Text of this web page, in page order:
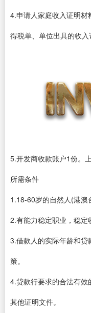
4.申请人家庭收入证明
得税单、单位出具的收入
5.开发商收款账户1份。
所需条件
1.18-60岁的自然人(港澳
2.有能力稳定职业，稳定
3.借款人的实际年龄和
策。
4.贷款行要求的合法有
其他证明文件。